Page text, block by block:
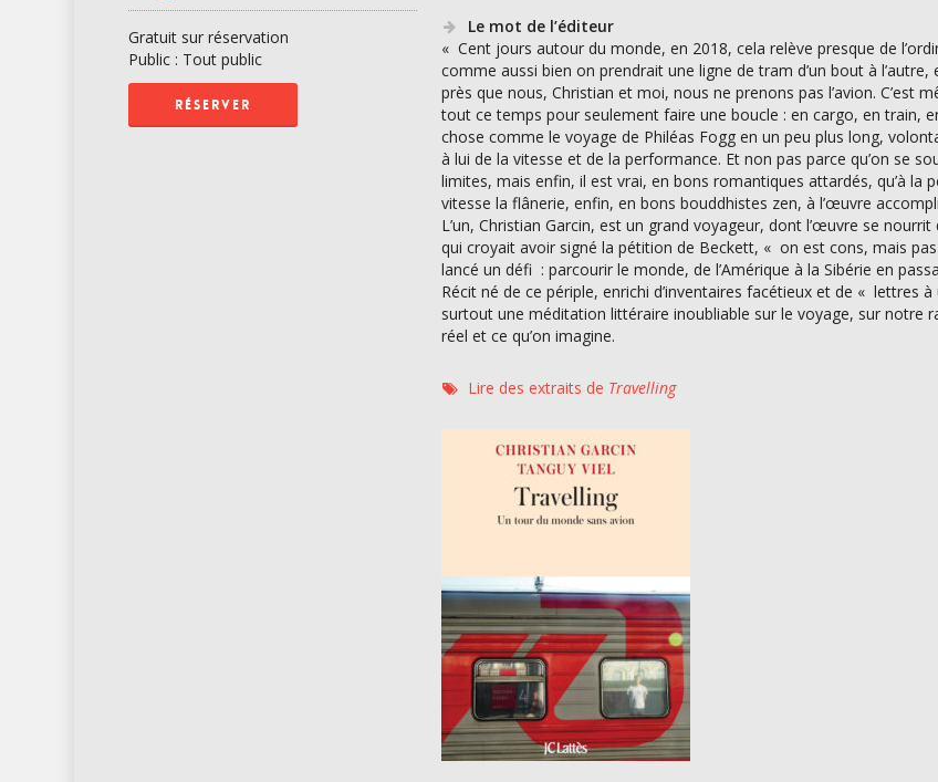
Gratuit sur réservation
Public : Tout public
RÉSERVER
Le mot de l’éditeur
« Cent jours autour du monde, en 2018, cela relève presque de
comme aussi bien on prendrait une ligne de tram d’un bout à
près que nous, Christian et moi, nous ne prenons pas l’avion. C’est
tout ce temps pour seulement faire une boucle : en cargo, en train,
chose comme le voyage de Philéas Fogg en un peu plus long,
à lui de la vitesse et de la performance. Et non pas parce qu’on se
limites, mais enfin, il est vrai, en bons romantiques attardés, qu’à
vitesse la flânerie, enfin, en bons bouddhistes zen, à l’œuvre
L’un, Christian Garcin, est un grand voyageur, dont l’œuvre se
qui croyait avoir signé la pétition de Beckett, « on est cons, mais
lancé un défi : parcourir le monde, de l’Amérique à la Sibérie en
Récit né de ce périple, enrichi d’inventaires facétieux et de «
surtout une méditation littéraire inoubliable sur le voyage, sur notre
réel et ce qu’on imagine.
Lire des extraits de Travelling